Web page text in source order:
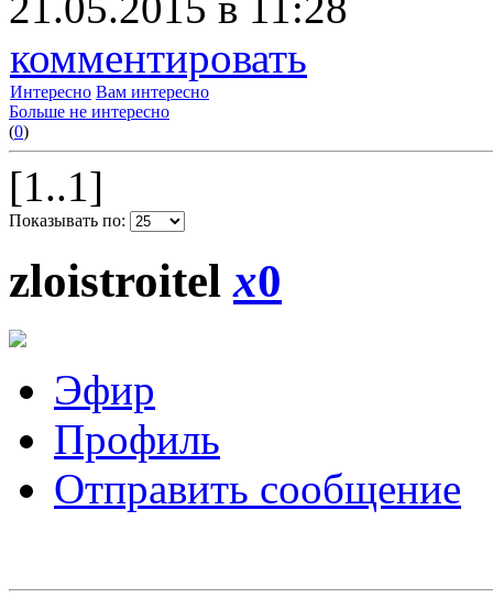
комментировать
Интересно Вам интересно
Больше не интересно
(0)
[1..1]
Показывать по:
zloistroitelx0
Эфир
Профиль
Отправить сообщение